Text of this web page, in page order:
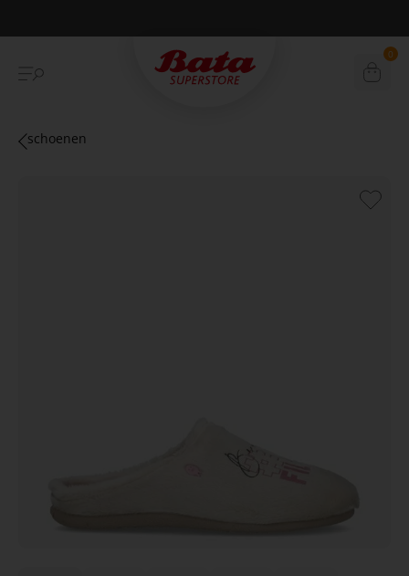
Betaal achteraf met Klarna 0
schoenen